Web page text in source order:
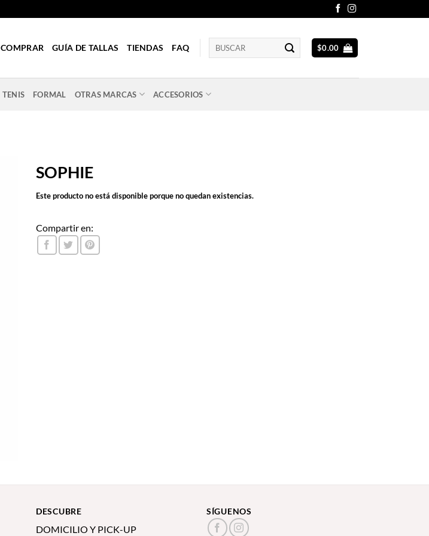
COMPRAR GUÍA DE TALLAS TIENDAS FAQ
Buscar
$0.00
TENIS FORMAL OTRAS MARCAS ACCESORIOS
SOPHIE
Este producto no está disponible porque no quedan existencias.
Compartir en:
DESCUBRE
DOMICILIO Y PICK-UP
SÍGUENOS